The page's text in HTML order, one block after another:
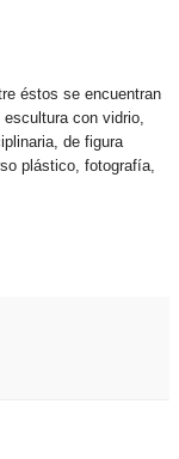
éstos se encuentran
con vidrio,
de figura
plástico, fotografía,